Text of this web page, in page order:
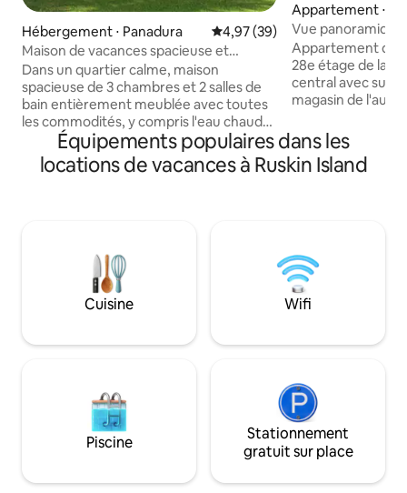
Hébergement ⋅ Panadura Évaluation moyenne sur la
4,97 (39)
Maison de vacances spacieuse et
agréable à Panadura
Dans un quartier calme, maison
spacieuse de 3 chambres et 2 salles de
bain entièrement meublée avec toutes
les commodités, y compris l'eau chaude/
froide, le Wi-Fi haut débit (fibre), la
télévision HD, le DVD et le barbecue. Le
devis de base sur ce site est pour deux
Chambre principale avec salle de bains
privative et 2 autres chambres, toutes
avec climatisation. Trois chambres avec
climatisation, deux salles de bains, grand
de frais supplémentaires
Appartement ⋅
Vue
Appartement de
28e étage de la tour Luna.
central avec
magasin de
Hauts plafonds,
double vitrage
le bruit, et
toit, piscine pour
salles de réunion,
vidéosurveillance
personnel de
Équipements populaires dans les
locations de vacances à Ruskin Island
Cuisine Wifi
Piscine
Stationnement
gratuit sur place